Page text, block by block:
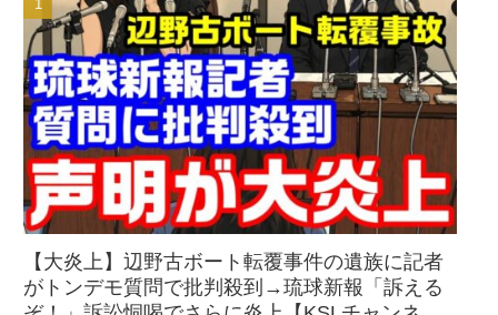
【大炎上】辺野古ボート転覆事件の遺族に記者
がトンデモ質問で批判殺到→琉球新報「訴える